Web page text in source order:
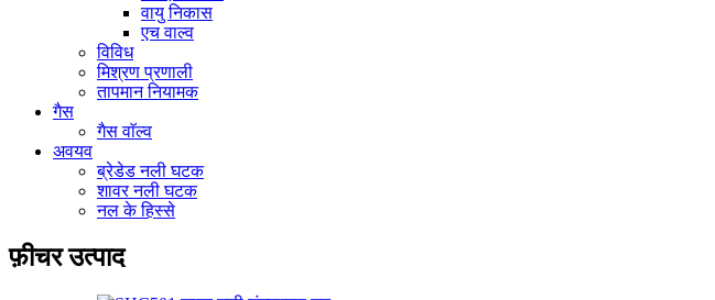
वायु निकास
एच वाल्व
विविध
मिश्रण प्रणाली
तापमान नियामक
गैस
गैस वाॅल्व
अवयव
ब्रेडेड नली घटक
शावर नली घटक
नल के हिस्से
फ़ीचर उत्पाद